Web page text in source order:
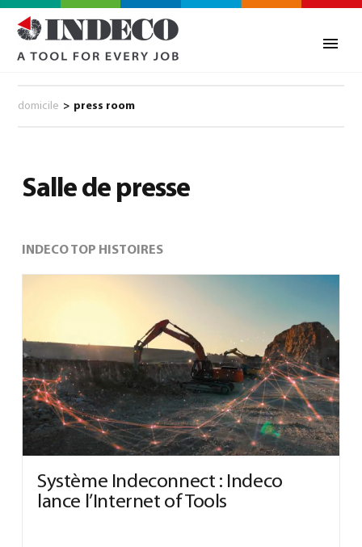
0
domicile > press room
Salle de presse
INDECO TOP HISTOIRES
Système Indeconnect : Indeco
lance l’Internet of Tools